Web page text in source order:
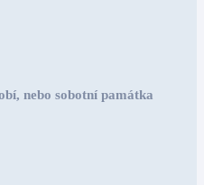
nebo sobotní památka
barva